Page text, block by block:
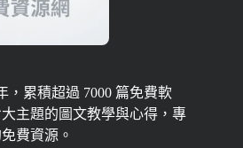
，累積超過 7000 篇免費軟
主題的圖文教學與心得，專
費資源。